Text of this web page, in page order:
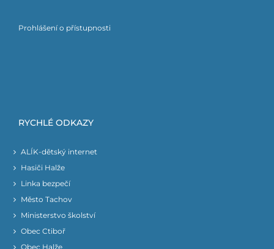
Prohlášení o přístupnosti
RYCHLÉ ODKAZY
ALÍK-dětský internet
Hasiči Halže
Linka bezpečí
Město Tachov
Ministerstvo školství
Obec Ctiboř
Obec Halže